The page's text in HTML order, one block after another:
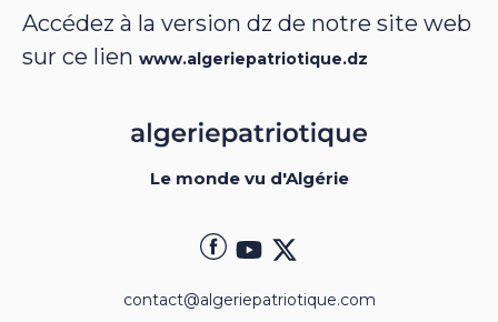
Accédez à la version dz de notre site web
sur ce lien www.algeriepatriotique.dz
Le monde vu d'Algérie
contact@algeriepatriotique.com